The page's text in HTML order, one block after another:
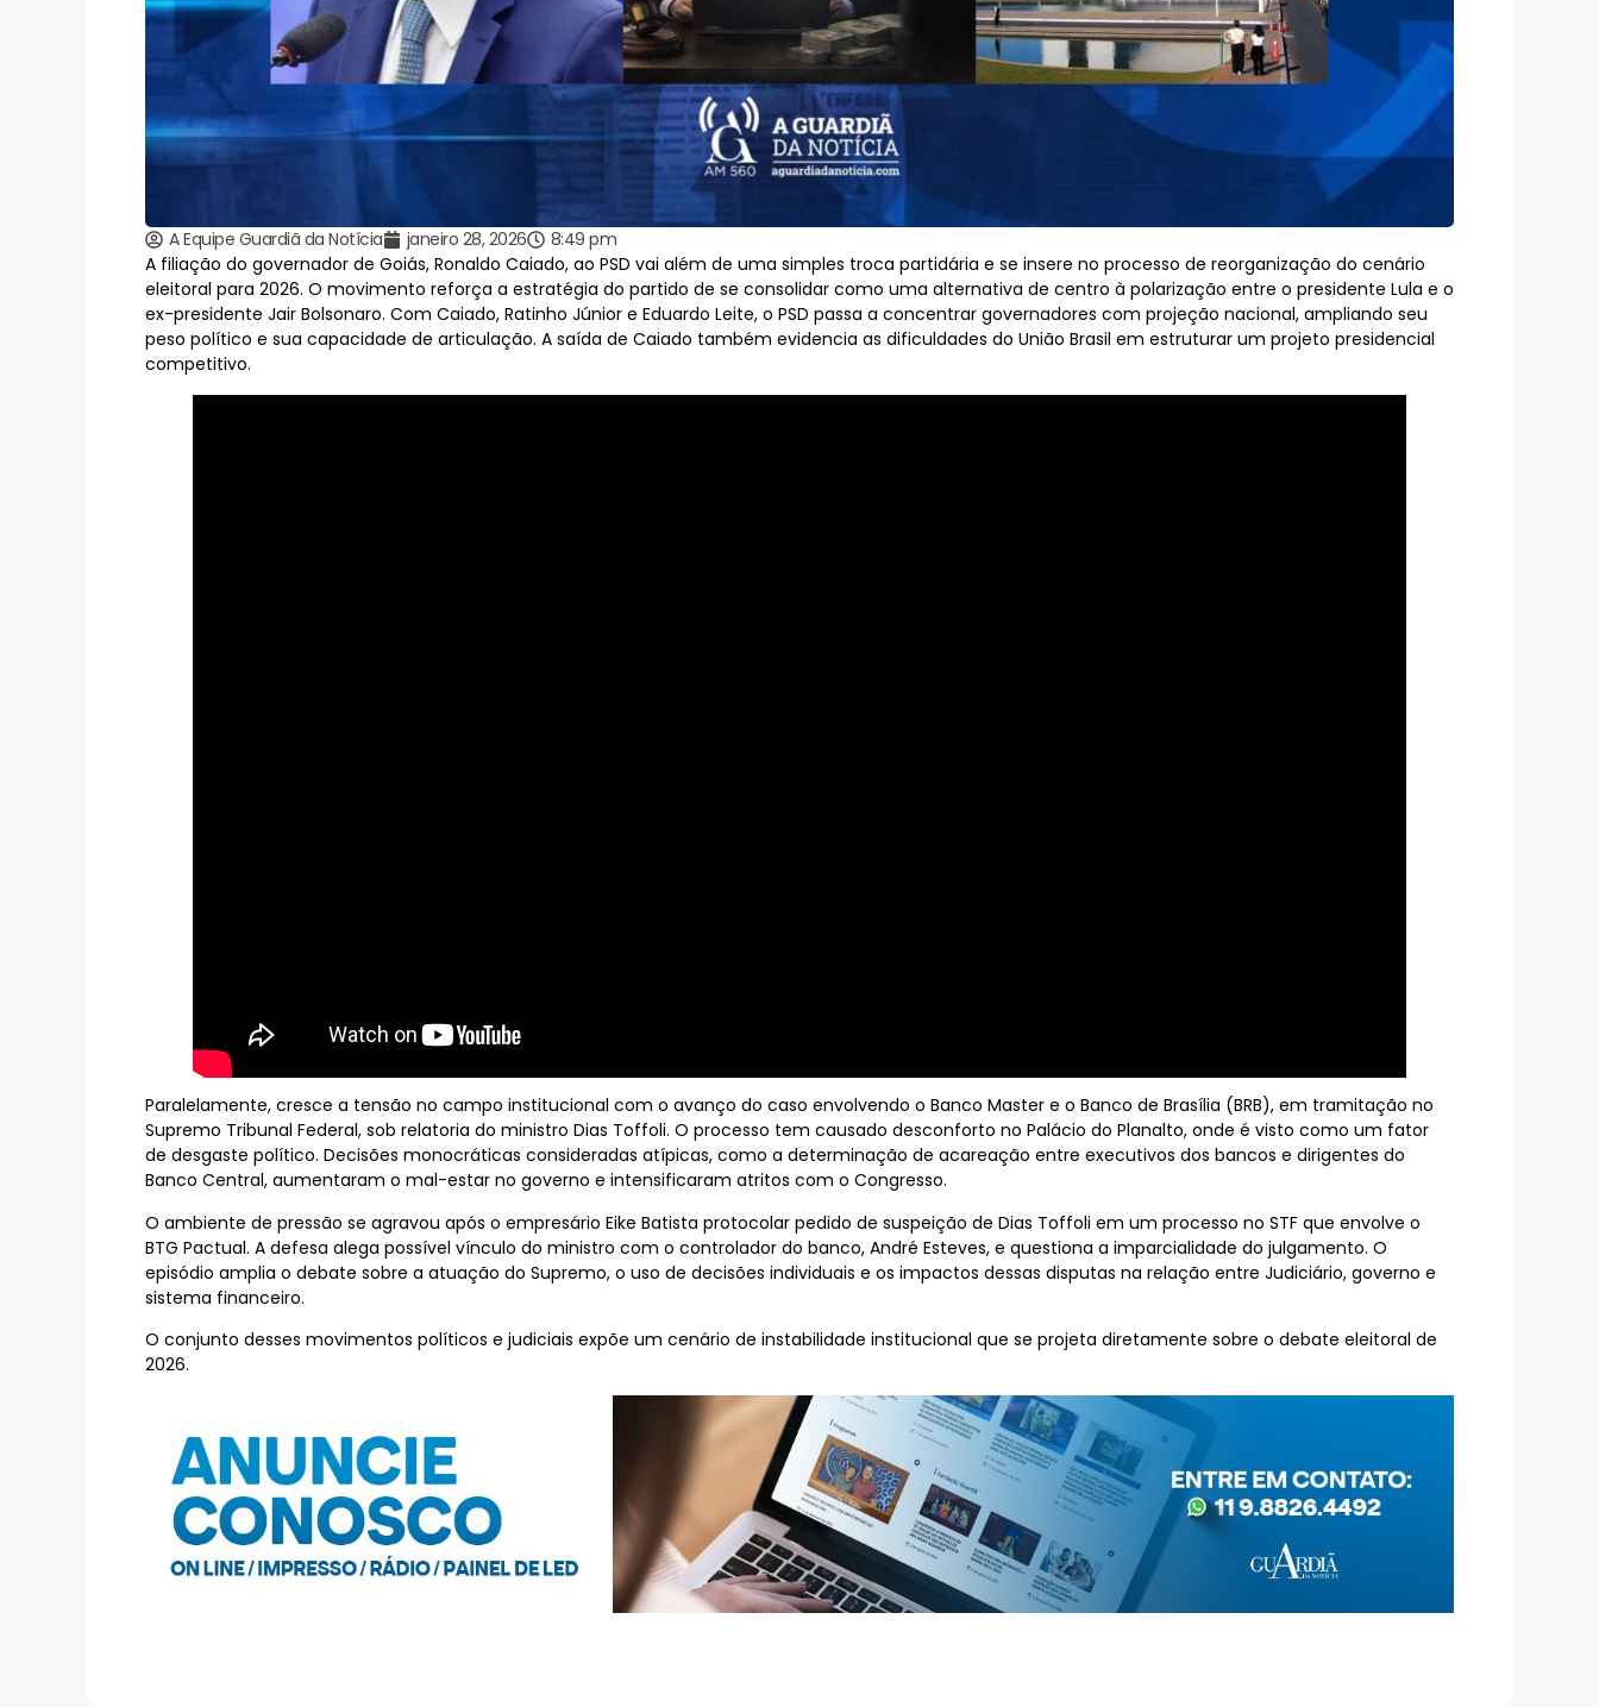
A Equipe Guardiã da Notícia janeiro 28, 2026
8:49 pm
A filiação do governador de Goiás, Ronaldo Caiado, ao PSD vai além de uma simples troca partidária e se insere no processo de reorganização do cenário
eleitoral para 2026. O movimento reforça a estratégia do partido de se consolidar como uma alternativa de centro à polarização entre o presidente Lula e o
ex-presidente Jair Bolsonaro. Com Caiado, Ratinho Júnior e Eduardo Leite, o PSD passa a concentrar governadores com projeção nacional, ampliando seu
peso político e sua capacidade de articulação. A saída de Caiado também evidencia as dificuldades do União Brasil em estruturar um projeto presidencial
competitivo.
Paralelamente, cresce a tensão no campo institucional com o avanço do caso envolvendo o Banco Master e o Banco de Brasília (BRB), em tramitação no
Supremo Tribunal Federal, sob relatoria do ministro Dias Toffoli. O processo tem causado desconforto no Palácio do Planalto, onde é visto como um fator
de desgaste político. Decisões monocráticas consideradas atípicas, como a determinação de acareação entre executivos dos bancos e dirigentes do
Banco Central, aumentaram o mal-estar no governo e intensificaram atritos com o Congresso.
O ambiente de pressão se agravou após o empresário Eike Batista protocolar pedido de suspeição de Dias Toffoli em um processo no STF que envolve o
BTG Pactual. A defesa alega possível vínculo do ministro com o controlador do banco, André Esteves, e questiona a imparcialidade do julgamento. O
episódio amplia o debate sobre a atuação do Supremo, o uso de decisões individuais e os impactos dessas disputas na relação entre Judiciário, governo e
sistema financeiro.
O conjunto desses movimentos políticos e judiciais expõe um cenário de instabilidade institucional que se projeta diretamente sobre o debate eleitoral de
2026.